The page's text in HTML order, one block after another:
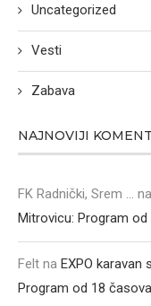
Uncategorized
Vesti
Zabava
NAJNOVIJI
FK Radnički, Srem ... na
Mitrovicu: Program
Felt na EXPO karavan
Program od 18